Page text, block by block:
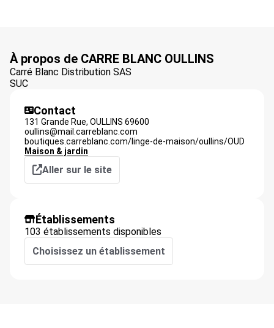
À propos de CARRE BLANC OULLINS
Carré Blanc Distribution SAS
SUC
Contact
131 Grande Rue, OULLINS 69600
oullins@mail.carreblanc.com
boutiques.carreblanc.com/linge-de-maison/oullins/OUD
Maison & jardin
Aller sur le site
Établissements
103 établissements disponibles
Choisissez un établissement